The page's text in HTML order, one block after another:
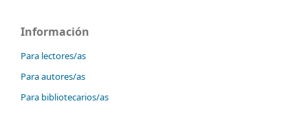
Información
Para lectores/as
Para autores/as
Para bibliotecarios/as